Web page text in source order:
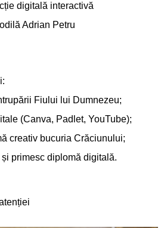
digitală interactivă
Adrian Petru
Fiului lui Dumnezeu;
(Canva, Padlet, YouTube);
creativ bucuria Crăciunului;
primesc diplomă digitală.